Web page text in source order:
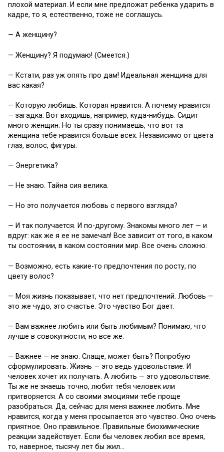
плохой материал. И если мне предложат ребенка ударить в
кадре, то я, естественно, тоже не соглашусь.
— А женщину?
— Женщину? Я подумаю! (Смеется.)
— Кстати, раз уж опять про дам! Идеальная женщина для
вас какая?
— Которую любишь. Которая нравится. А почему нравится
— загадка. Вот входишь, например, куда-нибудь. Сидит
много женщин. Но ты сразу понимаешь, что вот та
женщина тебе нравится больше всех. Независимо от цвета
глаз, волос, фигуры.
— Энергетика?
— Не знаю. Тайна сия велика.
— Но это получается любовь с первого взгляда?
— И так получается. И по-другому. Знакомы много лет — и
вдруг: как же я ее не замечал! Все зависит от того, в каком
ты состоянии, в каком состоянии мир. Все очень сложно.
— Возможно, есть какие-то предпочтения по росту, по
цвету волос?
— Моя жизнь показывает, что нет предпочтений. Любовь —
это же чудо, это счастье. Это чувство Бог дает.
— Вам важнее любить или быть любимым? Понимаю, что
лучше в совокупности, но все же.
— Важнее — не знаю. Слаще, может быть? Попробую
сформулировать. Жизнь — это ведь удовольствие. И
человек хочет их получать. А любить — это удовольствие.
Ты же не знаешь точно, любит тебя человек или
притворяется. А со своими эмоциями тебе проще
разобраться. Да, сейчас для меня важнее любить. Мне
нравится, когда у меня просыпается это чувство. Оно очень
приятное. Оно правильное. Правильные биохимические
реакции задействует. Если бы человек любил все время,
то, наверное, тысячу лет бы жил…